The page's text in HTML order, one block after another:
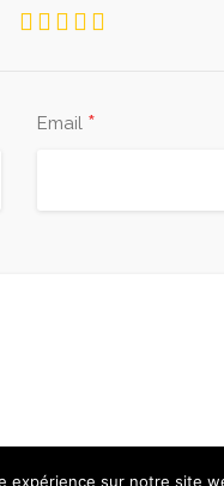
Email *
expérience sur notre site